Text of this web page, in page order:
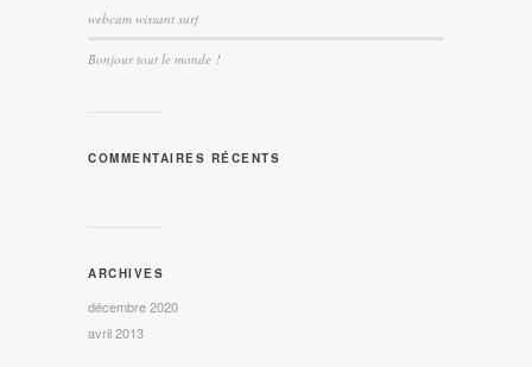
webcam wissant surf
Bonjour tout le monde !
COMMENTAIRES RÉCENTS
ARCHIVES
décembre 2020
avril 2013